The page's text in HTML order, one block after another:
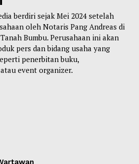
berdiri sejak Mei 2024 setelah
oleh Notaris Pang Andreas di
Bumbu. Perusahaan ini akan
pers dan bidang usaha yang
penerbitan buku,
event organizer.